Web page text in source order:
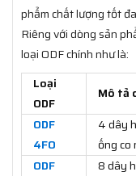
phẩm chất lượng tốt
Riêng với dòng sản
loại ODF chính như là:
Loại
ODF
Mô tả
ODF
4FO
4 dây
ống co
ODF
8 dây